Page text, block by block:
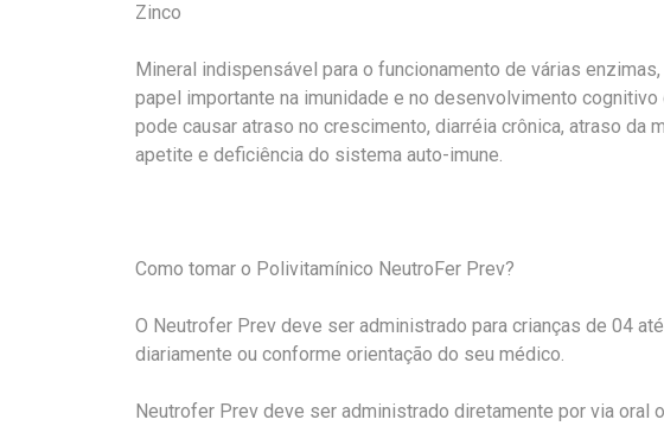
Zinco
Mineral indispensável para o funcionamento de várias
papel importante na imunidade e no desenvolvimento cognitivo
pode causar atraso no crescimento, diarréia crônica, atraso da
apetite e deficiência do sistema auto-imune.
Como tomar o Polivitamínico NeutroFer Prev?
O Neutrofer Prev deve ser administrado para crianças de 04
diariamente ou conforme orientação do seu médico.
Neutrofer Prev deve ser administrado diretamente por via oral